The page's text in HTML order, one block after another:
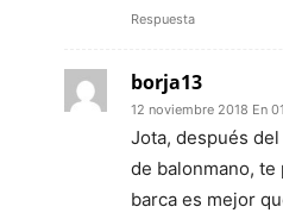
Respuesta
borja13
12 noviembre 2018 En
Jota, después
de balonmano,
barca es mejor